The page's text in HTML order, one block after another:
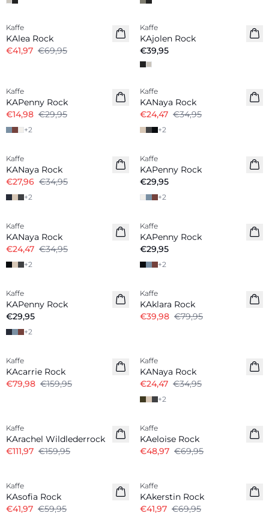
-40%
Kaffe
KAlea Rock
€41,97 €69,95
Kaffe
KAjolen Rock
€39,95
Kaffe
KAPenny Rock
€14,98 €29,95
+2
-30%
Kaffe
KANaya Rock
€24,47 €34,95
+2
Kaffe
KANaya Rock
€27,96 €34,95
+2
Kaffe
KAPenny Rock
€29,95
+2
Kaffe
KANaya Rock
€24,47 €34,95
+2
Kaffe
KAPenny Rock
€29,95
+2
Kaffe
KAPenny Rock
€29,95
+2
Kaffe
KAklara Rock
€39,98 €79,95
Kaffe
KAcarrie Rock
€79,98 €159,95
Kaffe
KANaya Rock
€24,47 €34,95
+2
Kaffe
KArachel Wildlederrock
€111,97 €159,95
Kaffe
KAeloise Rock
€48,97 €69,95
Kaffe
KAsofia Rock
€41,97 €59,95
Kaffe
KAkerstin Rock
€41,97 €69,95